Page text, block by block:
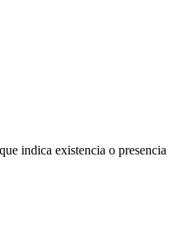
indica existencia o presencia